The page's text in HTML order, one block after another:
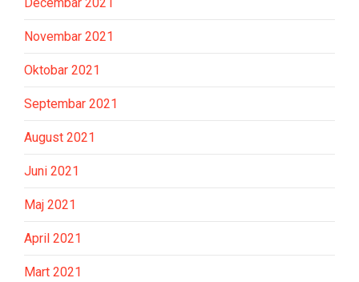
Novembar 2021
Oktobar 2021
Septembar 2021
August 2021
Juni 2021
Maj 2021
April 2021
Mart 2021